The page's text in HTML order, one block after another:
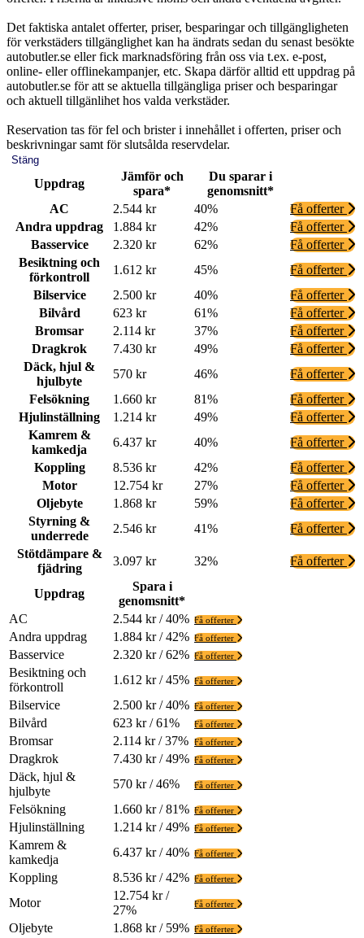
Det faktiska antalet offerter, priser, besparingar och tillgängligheten
för verkstäders tillgänglighet kan ha ändrats sedan du senast besökte
autobutler.se eller fick marknadsföring från oss via t.ex. e-post,
online- eller offlinekampanjer, etc. Skapa därför alltid ett uppdrag på
autobutler.se för att se aktuella tillgängliga priser och besparingar
och aktuell tillgänlihet hos valda verkstäder.
Reservation tas för fel och brister i innehållet i offerten, priser och
beskrivningar samt för slutsålda reservdelar.
Stäng
Uppdrag
Jämför och
spara*
Du sparar i
genomsnitt*
AC
2.544 kr 40%
Få offerter
Andra uppdrag
1.884 kr 42%
Få offerter
Basservice
2.320 kr 62%
Få offerter
Besiktning och
förkontroll
1.612 kr 45%
Få offerter
Bilservice
2.500 kr 40%
Få offerter
Bilvård
623 kr 61%
Få offerter
Bromsar
2.114 kr 37%
Få offerter
Dragkrok
7.430 kr 49%
Få offerter
Däck, hjul &
hjulbyte
570 kr 46%
Få offerter
Felsökning
1.660 kr 81%
Få offerter
Hjulinställning
1.214 kr 49%
Få offerter
Kamrem &
kamkedja
6.437 kr 40%
Få offerter
Koppling
8.536 kr 42%
Få offerter
Motor
12.754 kr 27%
Få offerter
Oljebyte
1.868 kr 59%
Få offerter
Styrning &
underrede
2.546 kr 41%
Få offerter
Stötdämpare &
fjädring
3.097 kr 32% Få offerter
Uppdrag
Spara i
genomsnitt*
AC
2.544 kr / 40% Få offerter
Andra uppdrag 1.884 kr / 42% Få offerter
Basservice 2.320 kr / 62% Få offerter
Besiktning och
förkontroll
1.612 kr / 45% Få offerter
Bilservice 2.500 kr / 40% Få offerter
Bilvård 623 kr / 61% Få offerter
Bromsar 2.114 kr / 37% Få offerter
Dragkrok 7.430 kr / 49% Få offerter
Däck, hjul &
hjulbyte
570 kr / 46% Få offerter
Felsökning 1.660 kr / 81% Få offerter
Hjulinställning 1.214 kr / 49% Få offerter
Kamrem &
kamkedja
6.437 kr / 40% Få offerter
Koppling 8.536 kr / 42% Få offerter
Motor
12.754 kr /
27%
Få offerter
Oljebyte 1.868 kr / 59% Få offerter